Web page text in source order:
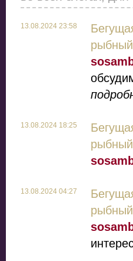
13.08.2024 23:58
13.08.2024 18:25
13.08.2024 04:27